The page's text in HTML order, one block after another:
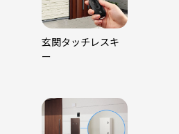
玄関タッチレスキ
ー